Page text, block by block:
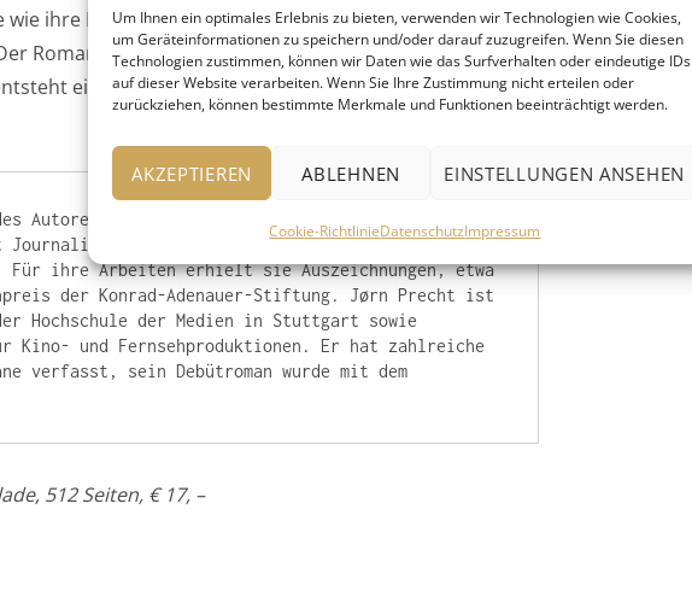
Um Ihnen ein optimales Erlebnis zu bieten, verwenden wir Technologien wie Cookies,
um Geräteinformationen zu speichern und/oder darauf zuzugreifen. Wenn Sie diesen
Technologien zustimmen, können wir Daten wie das Surfverhalten oder eindeutige IDs
auf dieser Website verarbeiten. Wenn Sie Ihre Zustimmung nicht erteilen oder
zurückziehen, können bestimmte Merkmale und Funktionen beeinträchtigt werden.
AKZEPTIEREN ABLEHNEN EINSTELLUNGEN ANSEHEN
Cookie-RichtlinieDatenschutzImpressum
ihre Enkel, und in deren Tradition heute die vierte
Roman beruht auf historischen Fakten, illustriert durch
ein neuer Blick auf Clara Ritter, aber auch die
Autorenduos bestehend aus Eva-Maria Bast und
Autorin mehrerer Sachbücher, Krimis
Für ihre Arbeiten erhielt sie Auszeichnungen, etwa
der Konrad-Adenauer-Stiftung. Jørn Precht ist
Hochschule der Medien in Stuttgart sowie
Kino- und Fernsehproduktionen. Er hat zahlreiche
verfasst, sein Debütroman wurde mit dem
512 Seiten, € 17, –